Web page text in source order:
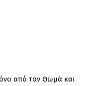
από τον Θωμά και